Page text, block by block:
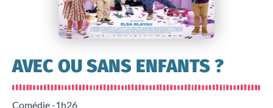
AVEC OU SANS ENFANTS ?
Comédie -1h26